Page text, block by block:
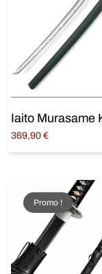
369,90 €
Ajouter au panier
Promo !